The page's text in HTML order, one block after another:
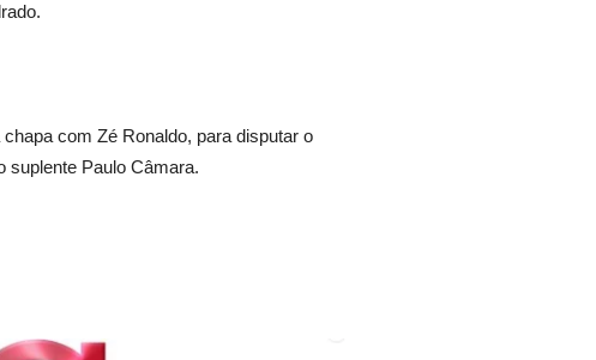
com Zé Ronaldo, para disputar o
suplente Paulo Câmara.